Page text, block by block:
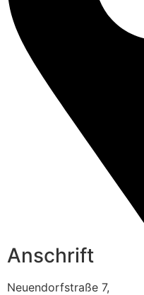
Anschrift
Neuendorfstraße 7,